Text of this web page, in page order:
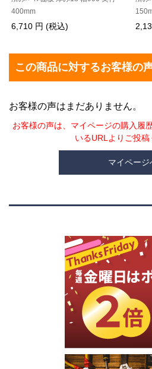
400mm
6,710 円 (税込)
この商品に対するお客様の
お客様の声はまだありません。
お客様の声は、マイページの購入履
いるURLよりご投稿
マイページ